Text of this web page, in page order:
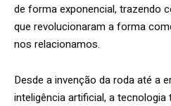
de forma exponencial, trazendo
que revolucionaram a forma
nos relacionamos.
Desde a invenção da roda até a
inteligência artificial, a